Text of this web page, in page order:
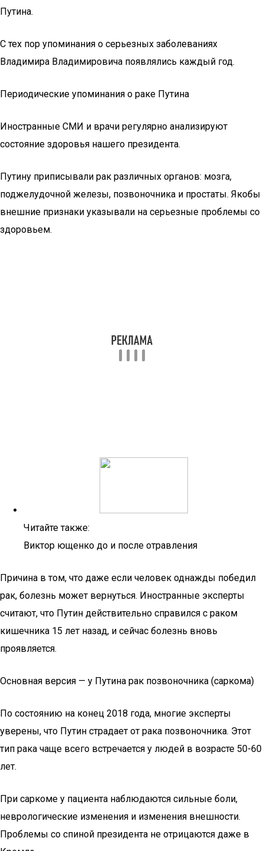
Путина.
С тех пор упоминания о серьезных заболеваниях
Владимира Владимировича появлялись каждый год.
Периодические упоминания о раке Путина
Иностранные СМИ и врачи регулярно анализируют
состояние здоровья нашего президента.
Путину приписывали рак различных органов: мозга,
поджелудочной железы, позвоночника и простаты. Якобы
внешние признаки указывали на серьезные проблемы со
здоровьем.
Читайте также:
Виктор ющенко до и после отравления
Причина в том, что даже если человек однажды победил
рак, болезнь может вернуться. Иностранные эксперты
считают, что Путин действительно справился с раком
кишечника 15 лет назад, и сейчас болезнь вновь
проявляется.
Основная версия — у Путина рак позвоночника (саркома)
По состоянию на конец 2018 года, многие эксперты
уверены, что Путин страдает от рака позвоночника. Этот
тип рака чаще всего встречается у людей в возрасте 50-60
лет.
При саркоме у пациента наблюдаются сильные боли,
неврологические изменения и изменения внешности.
Проблемы со спиной президента не отрицаются даже в